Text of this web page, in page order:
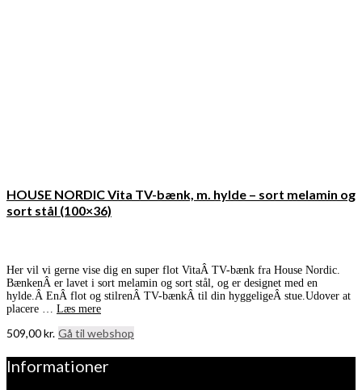
HOUSE NORDIC Vita TV-bænk, m. hylde – sort melamin og
sort stål (100×36)
Her vil vi gerne vise dig en super flot VitaÂ TV-bænk fra House Nordic.
BænkenÂ er lavet i sort melamin og sort stål, og er designet med en
hylde.Â EnÂ flot og stilrenÂ TV-bænkÂ til din hyggeligeÂ stue.Udover at
placere … Læs mere
509,00kr. Gå til webshop
Informationer